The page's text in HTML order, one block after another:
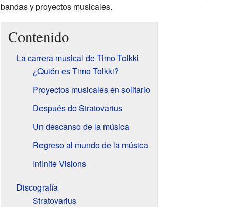
bandas y proyectos musicales.
Contenido
La carrera musical de Timo Tolkki
¿Quién es Timo Tolkki?
Proyectos musicales en solitario
Después de Stratovarius
Un descanso de la música
Regreso al mundo de la música
Infinite Visions
Discografía
Stratovarius